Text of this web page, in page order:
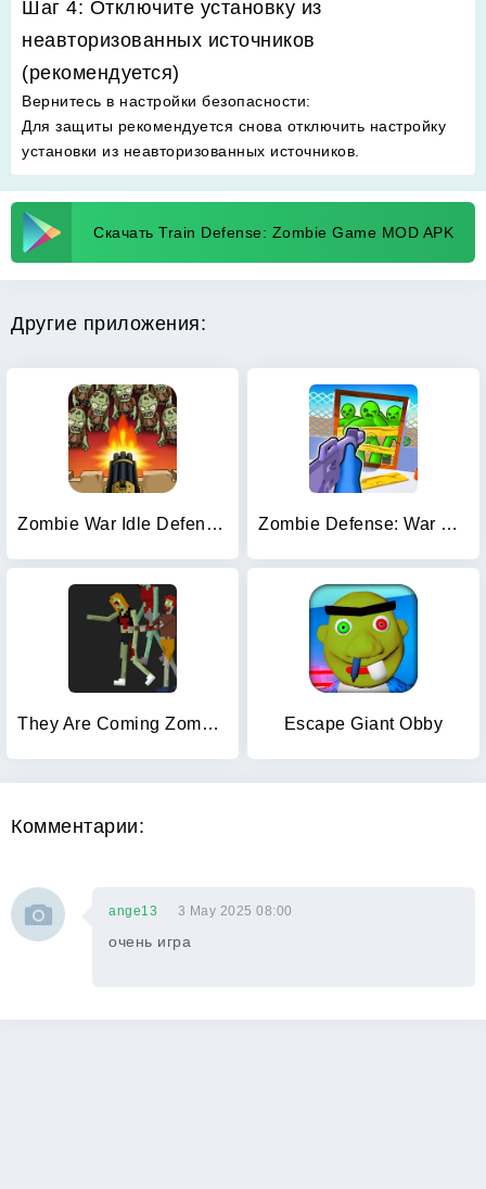
Шаг 4: Отключите установку из
неавторизованных источников
(рекомендуется)
Вернитесь в настройки безопасности:
Для защиты рекомендуется снова отключить настройку
установки из неавторизованных источников.
Скачать Train Defense: Zombie Game MOD APK
Другие приложения:
Zombie War Idle Defense Game Zombie Defense: War Z Survival
They Are Coming Zombie Defense Escape Giant Obby
Комментарии:
ange13 3 May 2025 08:00
очень игра